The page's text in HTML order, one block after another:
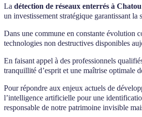
La détection de réseaux enterrés à Chatou
un investissement stratégique garantissant la
Dans une commune en constante évolution
technologies non destructives disponibles
En faisant appel à des professionnels
tranquillité d’esprit et une maîtrise optimale
Pour répondre aux enjeux actuels de
l’intelligence artificielle pour une
responsable de notre patrimoine invisible